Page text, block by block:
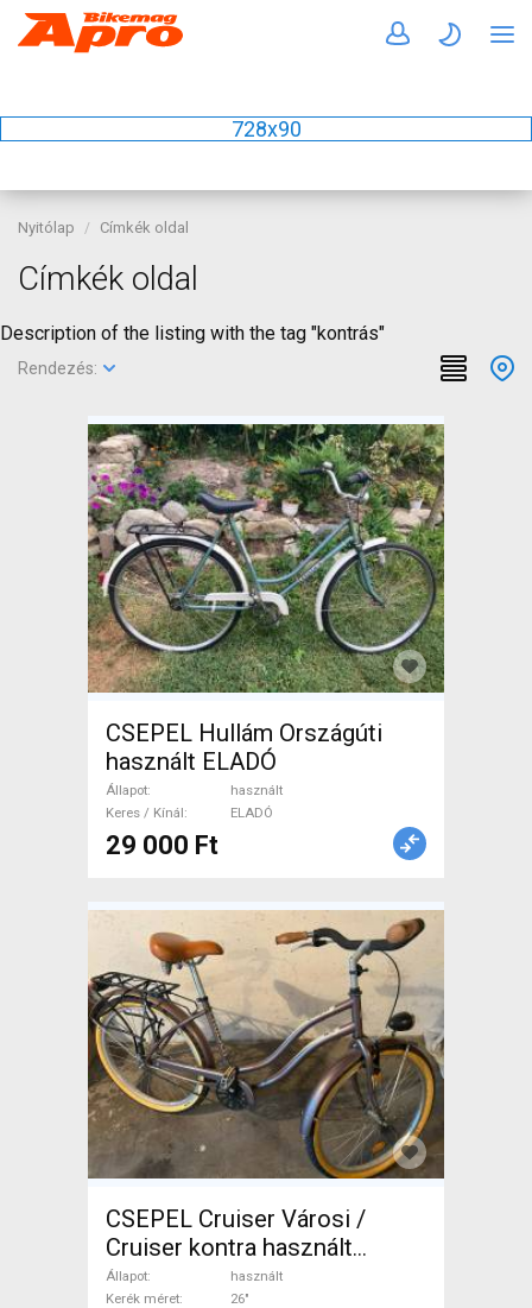
728x90
Nyitólap Címkék oldal
Címkék oldal
Description of the listing with the tag "kontrás"
Rendezés:
CSEPEL Hullám Országúti
használt ELADÓ
Állapot
használt
Keres / Kínál
ELADÓ
29 000 Ft
CSEPEL Cruiser Városi /
Cruiser kontra használt
ELADÓ
Állapot
használt
Kerék méret
26"